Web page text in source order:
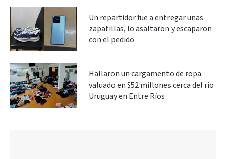
Un repartidor fue a entregar unas
zapatillas, lo asaltaron y escaparon
con el pedido
Hallaron un cargamento de ropa
valuado en $52 millones cerca del río
Uruguay en Entre Ríos